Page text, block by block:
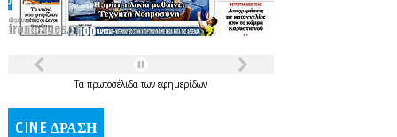
Τα πρωτοσέλιδατων εφημερίδων
CINE ΔΡΑΣΗ